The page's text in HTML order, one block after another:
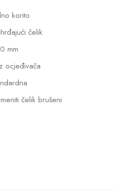
korito
čelik
mm
ocjeđivača
čelik brušeni